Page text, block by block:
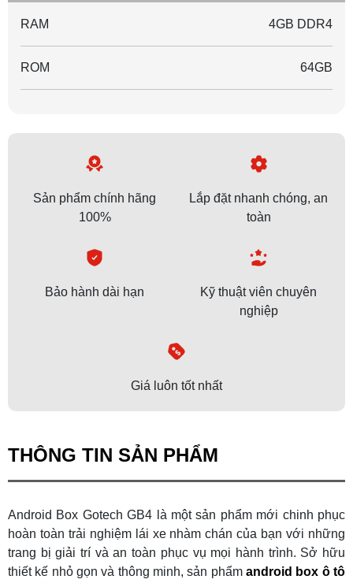
RAM 4GB DDR4
ROM 64GB
Sản phẩm chính hãng
100%
Lắp đặt nhanh chóng, an
toàn
Bảo hành dài hạn
Kỹ thuật viên chuyên
nghiệp
Giá luôn tốt nhất
THÔNG TIN SẢN PHẨM
Android Box Gotech GB4 là một sản phẩm mới chinh phục
hoàn toàn trải nghiệm lái xe nhàm chán của bạn với những
trang bị giải trí và an toàn phục vụ mọi hành trình. Sở hữu
thiết kế nhỏ gọn và thông minh, sản phẩm android box ô tô